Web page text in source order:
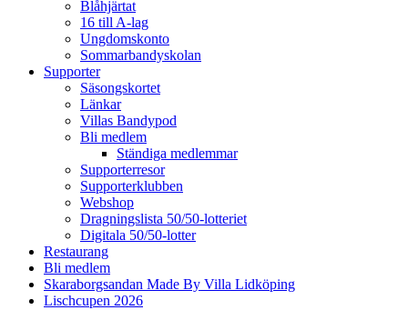
Blåhjärtat
16 till A-lag
Ungdomskonto
Sommarbandyskolan
Supporter
Säsongskortet
Länkar
Villas Bandypod
Bli medlem
Ständiga medlemmar
Supporterresor
Supporterklubben
Webshop
Dragningslista 50/50-lotteriet
Digitala 50/50-lotter
Restaurang
Bli medlem
Skaraborgsandan Made By Villa Lidköping
Lischcupen 2026